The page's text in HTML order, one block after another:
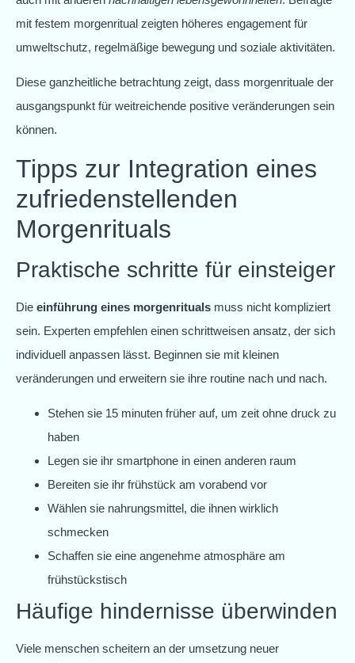
mit festem morgenritual zeigten höheres engagement für
umweltschutz, regelmäßige bewegung und soziale aktivitäten.
Diese ganzheitliche betrachtung zeigt, dass morgenrituale der
ausgangspunkt für weitreichende positive veränderungen sein
können.
Tipps zur Integration eines
zufriedenstellenden
Morgenrituals
Praktische schritte für einsteiger
Die einführung eines morgenrituals muss nicht kompliziert
sein. Experten empfehlen einen schrittweisen ansatz, der sich
individuell anpassen lässt. Beginnen sie mit kleinen
veränderungen und erweitern sie ihre routine nach und nach.
Stehen sie 15 minuten früher auf, um zeit ohne druck zu
haben
Legen sie ihr smartphone in einen anderen raum
Bereiten sie ihr frühstück am vorabend vor
Wählen sie nahrungsmittel, die ihnen wirklich
schmecken
Schaffen sie eine angenehme atmosphäre am
frühstückstisch
Häufige hindernisse überwinden
Viele menschen scheitern an der umsetzung neuer